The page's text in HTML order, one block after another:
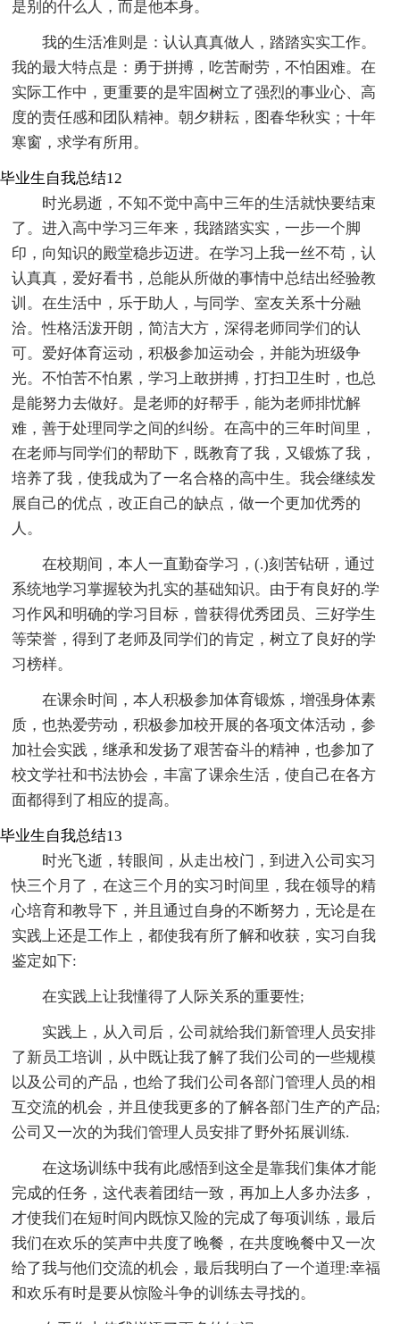
是别的什么人，而是他本身。
我的生活准则是：认认真真做人，踏踏实实工作。
我的最大特点是：勇于拼搏，吃苦耐劳，不怕困难。在
实际工作中，更重要的是牢固树立了强烈的事业心、高
度的责任感和团队精神。朝夕耕耘，图春华秋实；十年
寒窗，求学有所用。
毕业生自我总结12
时光易逝，不知不觉中高中三年的生活就快要结束
了。进入高中学习三年来，我踏踏实实，一步一个脚
印，向知识的殿堂稳步迈进。在学习上我一丝不苟，认
认真真，爱好看书，总能从所做的事情中总结出经验教
训。在生活中，乐于助人，与同学、室友关系十分融
洽。性格活泼开朗，简洁大方，深得老师同学们的认
可。爱好体育运动，积极参加运动会，并能为班级争
光。不怕苦不怕累，学习上敢拼搏，打扫卫生时，也总
是能努力去做好。是老师的好帮手，能为老师排忧解
难，善于处理同学之间的纠纷。在高中的三年时间里，
在老师与同学们的帮助下，既教育了我，又锻炼了我，
培养了我，使我成为了一名合格的高中生。我会继续发
展自己的优点，改正自己的缺点，做一个更加优秀的
人。
在校期间，本人一直勤奋学习，(.)刻苦钻研，通过
系统地学习掌握较为扎实的基础知识。由于有良好的.学
习作风和明确的学习目标，曾获得优秀团员、三好学生
等荣誉，得到了老师及同学们的肯定，树立了良好的学
习榜样。
在课余时间，本人积极参加体育锻炼，增强身体素
质，也热爱劳动，积极参加校开展的各项文体活动，参
加社会实践，继承和发扬了艰苦奋斗的精神，也参加了
校文学社和书法协会，丰富了课余生活，使自己在各方
面都得到了相应的提高。
毕业生自我总结13
时光飞逝，转眼间，从走出校门，到进入公司实习
快三个月了，在这三个月的实习时间里，我在领导的精
心培育和教导下，并且通过自身的不断努力，无论是在
实践上还是工作上，都使我有所了解和收获，实习自我
鉴定如下:
在实践上让我懂得了人际关系的重要性;
实践上，从入司后，公司就给我们新管理人员安排
了新员工培训，从中既让我了解了我们公司的一些规模
以及公司的产品，也给了我们公司各部门管理人员的相
互交流的机会，并且使我更多的了解各部门生产的产品;
公司又一次的为我们管理人员安排了野外拓展训练.
在这场训练中我有此感悟到这全是靠我们集体才能
完成的任务，这代表着团结一致，再加上人多办法多，
才使我们在短时间内既惊又险的完成了每项训练，最后
我们在欢乐的笑声中共度了晚餐，在共度晚餐中又一次
给了我与他们交流的机会，最后我明白了一个道理:幸福
和欢乐有时是要从惊险斗争的训练去寻找的。